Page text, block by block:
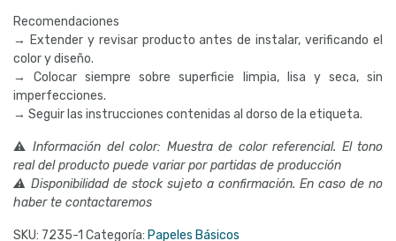
Recomendaciones
→ Extender y revisar producto antes de instalar, verificando el
color y diseño.
→ Colocar siempre sobre superficie limpia, lisa y seca, sin
imperfecciones.
→ Seguir las instrucciones contenidas al dorso de la etiqueta.
⚠ Información del color: Muestra de color referencial. El tono
real del producto puede variar por partidas de producción
⚠ Disponibilidad de stock sujeto a confirmación. En caso de no
haber te contactaremos
SKU: 7235-1 Categoría: Papeles Básicos